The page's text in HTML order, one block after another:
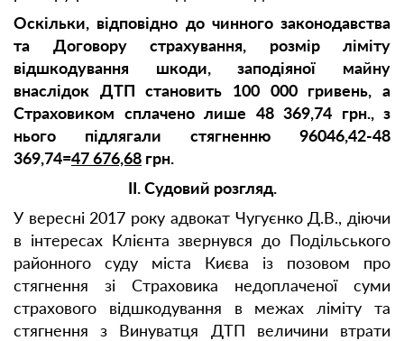
Оскільки, відповідно до чинного законодавства
та Договору страхування, розмір ліміту
відшкодування шкоди, заподіяної майну
внаслідок ДТП становить 100 000 гривень, а
Страховиком сплачено лише 48 369,74 грн., з
нього підлягали стягненню 96046,42-48
369,74=47 676,68 грн.
ІІ. Судовий розгляд.
У вересні 2017 року адвокат Чугуєнко Д.В., діючи
в інтересах Клієнта звернувся до Подільського
районного суду міста Києва із позовом про
стягнення зі Страховика недоплаченої суми
страхового відшкодування в межах ліміту та
стягнення з Винуватця ДТП величини втрати